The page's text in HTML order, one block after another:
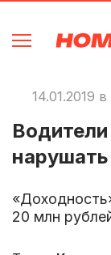
14.01.2019 в
20 млн